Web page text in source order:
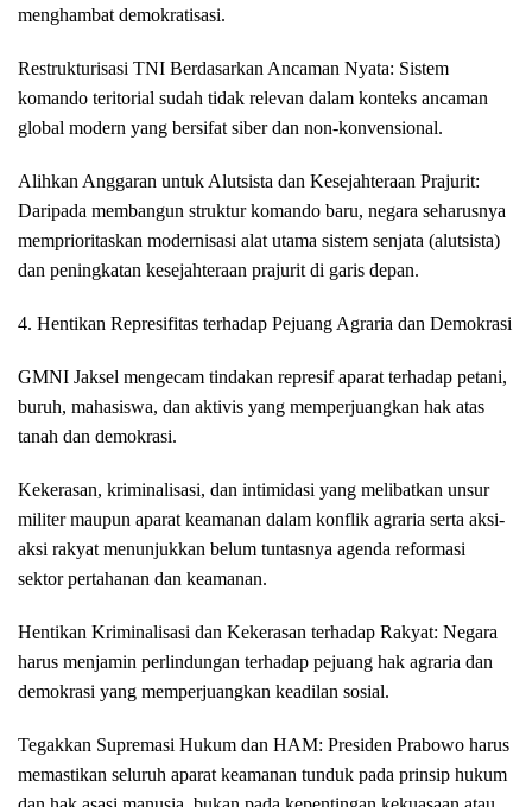
menghambat demokratisasi.
Restrukturisasi TNI Berdasarkan Ancaman Nyata: Sistem
komando teritorial sudah tidak relevan dalam konteks ancaman
global modern yang bersifat siber dan non-konvensional.
Alihkan Anggaran untuk Alutsista dan Kesejahteraan Prajurit:
Daripada membangun struktur komando baru, negara seharusnya
memprioritaskan modernisasi alat utama sistem senjata (alutsista)
dan peningkatan kesejahteraan prajurit di garis depan.
4. Hentikan Represifitas terhadap Pejuang Agraria dan Demokrasi
GMNI Jaksel mengecam tindakan represif aparat terhadap petani,
buruh, mahasiswa, dan aktivis yang memperjuangkan hak atas
tanah dan demokrasi.
Kekerasan, kriminalisasi, dan intimidasi yang melibatkan unsur
militer maupun aparat keamanan dalam konflik agraria serta aksi-
aksi rakyat menunjukkan belum tuntasnya agenda reformasi
sektor pertahanan dan keamanan.
Hentikan Kriminalisasi dan Kekerasan terhadap Rakyat: Negara
harus menjamin perlindungan terhadap pejuang hak agraria dan
demokrasi yang memperjuangkan keadilan sosial.
Tegakkan Supremasi Hukum dan HAM: Presiden Prabowo harus
memastikan seluruh aparat keamanan tunduk pada prinsip hukum